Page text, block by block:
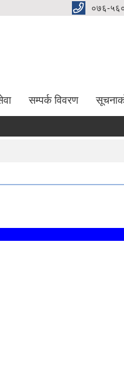
०७६-
सम्पर्क विवरण